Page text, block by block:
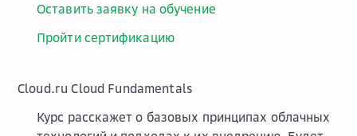
Оставить заявку на обучение
Пройти сертификацию
Cloud.ru Cloud Fundamentals
Курс расскажет о базовых принципах облачных